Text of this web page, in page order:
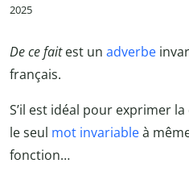
2025
De ce faitest un adverbe
français.
S’il est idéal pour exprimer
le seul mot invariableà
fonction…